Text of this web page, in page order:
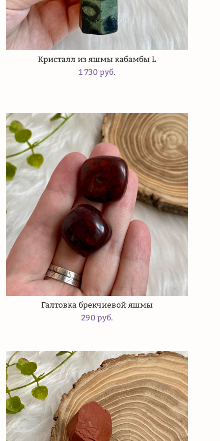
Кристалл из яшмы кабамбы L
1 730 pуб.
Галтовка брекчиевой яшмы
290 pуб.